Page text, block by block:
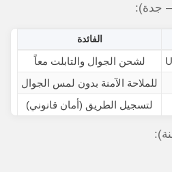
– جدة):
الفائدة
لشحن الجوال والتابلت معاً
للملاحة الآمنة بدون لمس الجوال
لتسجيل الطريق (أمان قانوني)